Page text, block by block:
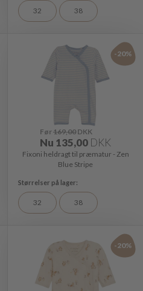
32 38
-20%
Før169,00 DKK
Nu 135,00 DKK
Fixoni heldragt til præmatur - Zen
Blue Stripe
32 38
-20%